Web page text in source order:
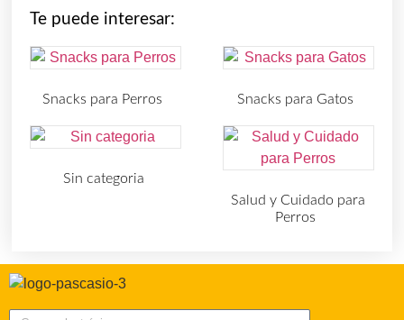
Te puede interesar:
Snacks para Perros Snacks para Gatos
Sin categoria
Salud y Cuidado para
Perros